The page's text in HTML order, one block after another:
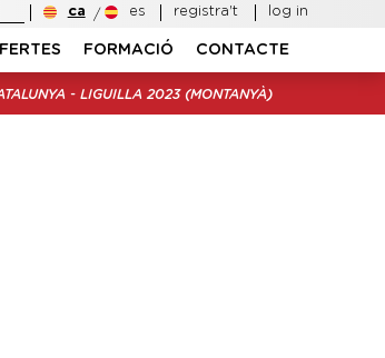
ca es registra't log in
FORMACIÓ CONTACTE
- LIGUILLA 2023 (MONTANYÀ)